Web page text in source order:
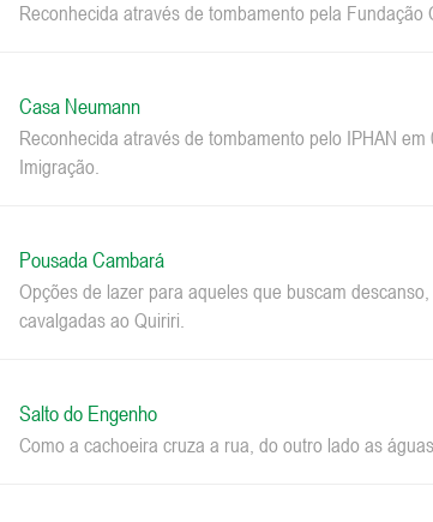
Reconhecida através de tombamento pela Fundação
Casa Neumann
Reconhecida através de tombamento pelo IPHAN
Imigração.
Pousada Cambará
Opções de lazer para aqueles que buscam
cavalgadas ao Quiriri.
Salto do Engenho
Como a cachoeira cruza a rua, do outro lado as